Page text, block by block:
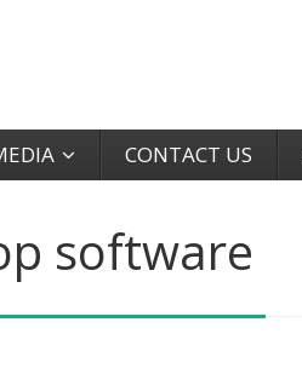
CONTACT US
software